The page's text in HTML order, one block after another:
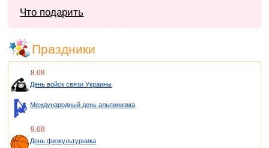
Что подарить
Праздники
8.08
День войск связи Украины
Международный день альпинизма
9.08
День физкультурника